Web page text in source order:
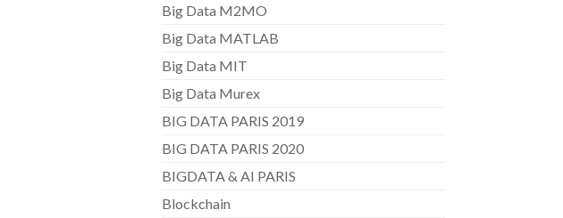
Big Data M2MO
Big Data MATLAB
Big Data MIT
Big Data Murex
BIG DATA PARIS 2019
BIG DATA PARIS 2020
BIGDATA & AI PARIS
Blockchain